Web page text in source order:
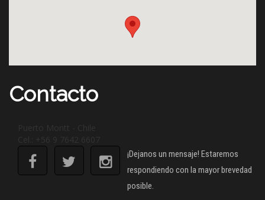
Contacto
¡Dejanos un mensaje! Estaremos
respondiendo con la mayor brevedad
posible.